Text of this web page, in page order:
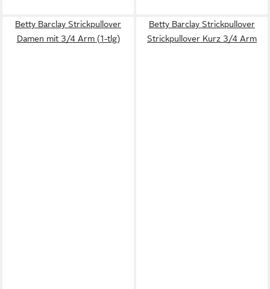
Betty Barclay Strickpullover
Damen mit 3/4 Arm (1-tlg)
Betty Barclay Strickpullover
Strickpullover Kurz 3/4 Arm